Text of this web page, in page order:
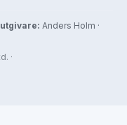
Anders Holm ·
·